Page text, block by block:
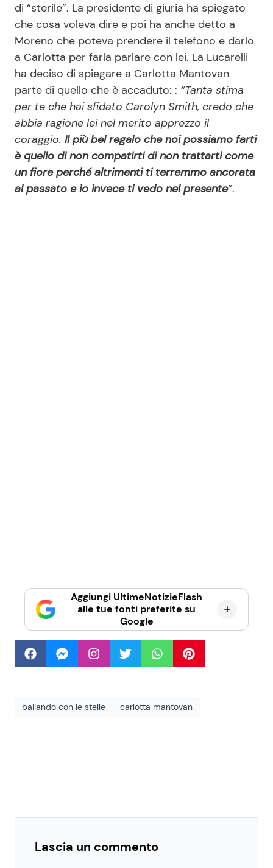
di “sterile”. La presidente di giuria ha spiegato
che cosa voleva dire e poi ha anche detto a
Moreno che poteva prendere il telefono e darlo
a Carlotta per farla parlare con lei. La Lucarelli
ha deciso di spiegare a Carlotta Mantovan
parte di quello che è accaduto: : “Tanta stima
per te che hai sfidato Carolyn Smith, credo che
abbia ragione lei nel merito apprezzo il
coraggio. Il più bel regalo che noi possiamo farti
è quello di non compatirti di non trattarti come
un fiore perché altrimenti ti terremmo ancorata
al passato e io invece ti vedo nel presente“.
Aggiungi UltimeNotizieFlash
alle tue fonti preferite su
Google
ballando con le stelle carlotta mantovan
Lascia un commento